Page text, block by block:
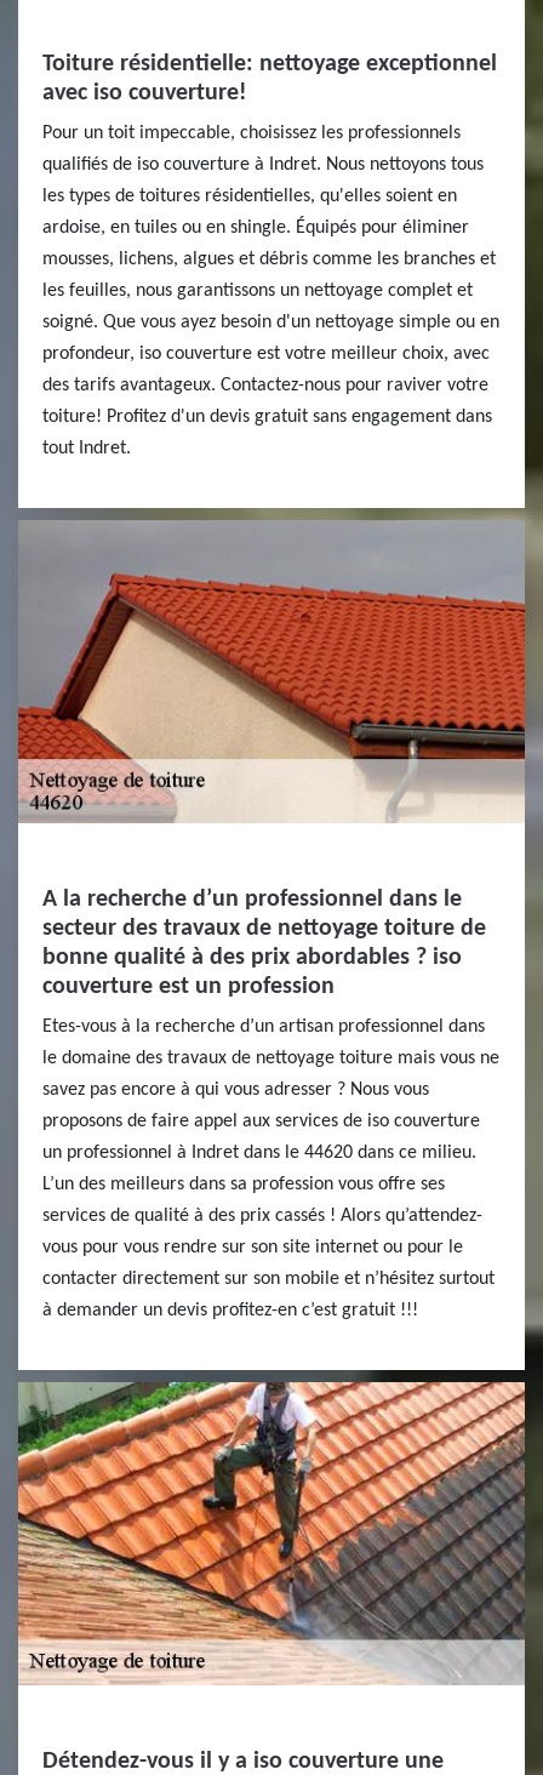
Toiture résidentielle: nettoyage exceptionnel
avec iso couverture!
Pour un toit impeccable, choisissez les professionnels
qualifiés de iso couverture à Indret. Nous nettoyons tous
les types de toitures résidentielles, qu'elles soient en
ardoise, en tuiles ou en shingle. Équipés pour éliminer
mousses, lichens, algues et débris comme les branches et
les feuilles, nous garantissons un nettoyage complet et
soigné. Que vous ayez besoin d'un nettoyage simple ou en
profondeur, iso couverture est votre meilleur choix, avec
des tarifs avantageux. Contactez-nous pour raviver votre
toiture! Profitez d'un devis gratuit sans engagement dans
tout Indret.
A la recherche d’un professionnel dans le
secteur des travaux de nettoyage toiture de
bonne qualité à des prix abordables ? iso
couverture est un profession
Etes-vous à la recherche d’un artisan professionnel dans
le domaine des travaux de nettoyage toiture mais vous ne
savez pas encore à qui vous adresser ? Nous vous
proposons de faire appel aux services de iso couverture
un professionnel à Indret dans le 44620 dans ce milieu.
L’un des meilleurs dans sa profession vous offre ses
services de qualité à des prix cassés ! Alors qu’attendez-
vous pour vous rendre sur son site internet ou pour le
contacter directement sur son mobile et n’hésitez surtout
à demander un devis profitez-en c’est gratuit !!!
Détendez-vous il y a iso couverture une